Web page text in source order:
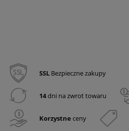
SSL Bezpieczne zakupy
14dni na zwrot towaru
Korzystne ceny